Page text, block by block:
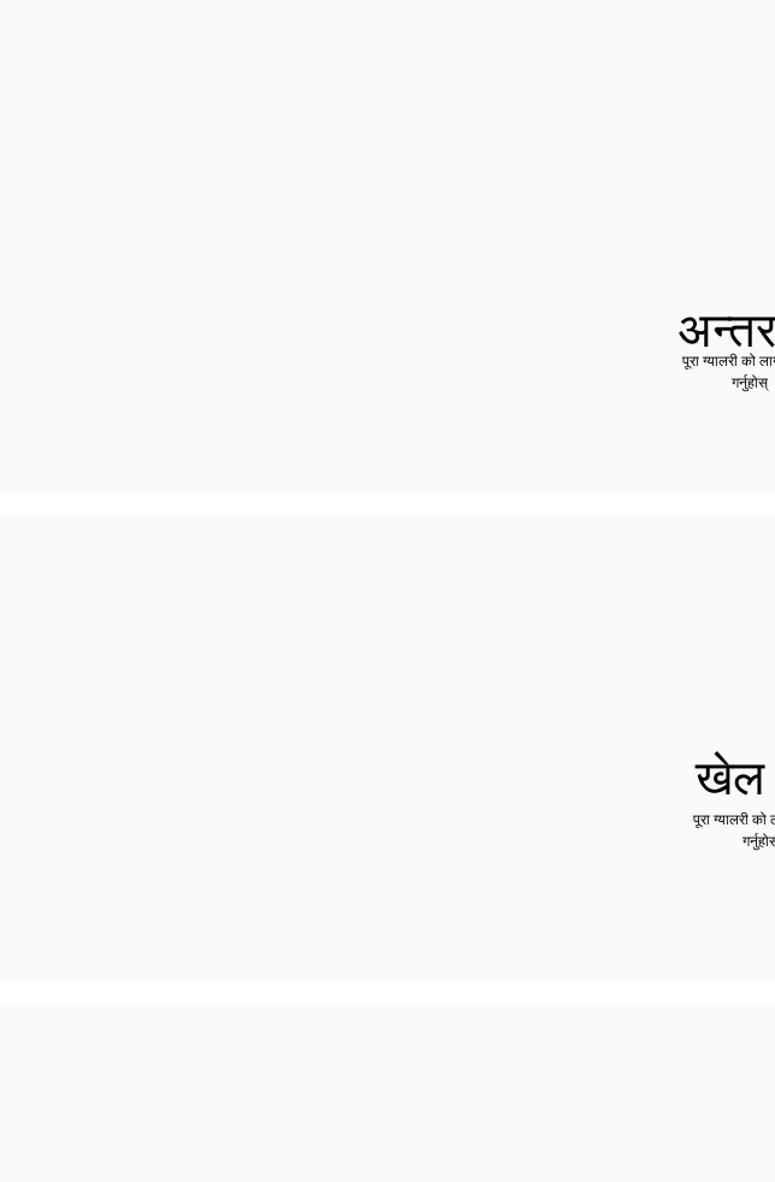
पूरा ग्यालरी को
गर्नुहोस्
खेल
पूरा ग्यालरी को